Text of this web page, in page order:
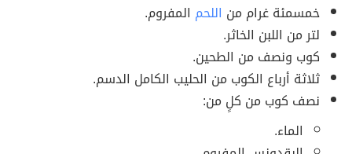
خمسمئة غرام من اللحم المفروم.
لتر من اللبن الخاثر.
كوب ونصف من الطحين.
ثلاثة أرباع الكوب من الحليب الكامل الدسم.
نصف كوب من كلٍ من:
الماء.